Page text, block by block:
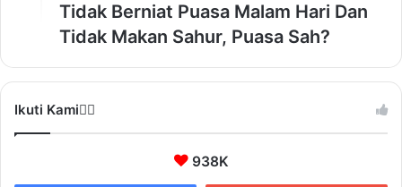
Tidak Berniat Puasa Malam Hari Dan
Tidak Makan Sahur, Puasa Sah?
Ikuti Kami❤️‍🔥
938K